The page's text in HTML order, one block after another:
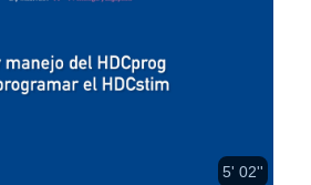
5' 02''